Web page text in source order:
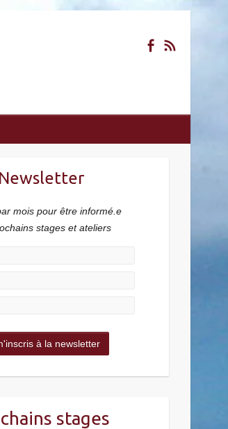
Newsletter
mois pour être informé.e
stages et ateliers
stages